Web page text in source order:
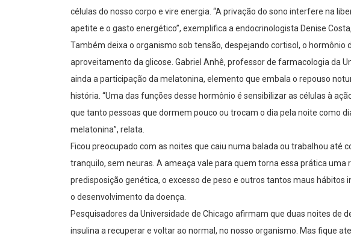
células do nosso corpo e vire energia. “A privação do sono interfere na
apetite e o gasto energético”, exemplifica a endocrinologista Denise
Também deixa o organismo sob tensão, despejando cortisol, o hormônio
aproveitamento da glicose. Gabriel Anhê, professor de farmacologia da
ainda a participação da melatonina, elemento que embala o repouso
história. “Uma das funções desse hormônio é sensibilizar as células à
que tanto pessoas que dormem pouco ou trocam o dia pela noite como
melatonina”, relata.
Ficou preocupado com as noites que caiu numa balada ou trabalhou até
tranquilo, sem neuras. A ameaça vale para quem torna essa prática uma
predisposição genética, o excesso de peso e outros tantos maus
o desenvolvimento da doença.
Pesquisadores da Universidade de Chicago afirmam que duas noites de
insulina a recuperar e voltar ao normal, no nosso organismo. Mas fique